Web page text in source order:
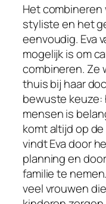
Het combineren
styliste en het
eenvoudig. Eva
mogelijk is om
combineren. Ze
thuis bij haar
bewuste keuze:
mensen is
komt altijd op
vindt Eva door
planning en
familie te
veel vrouwen